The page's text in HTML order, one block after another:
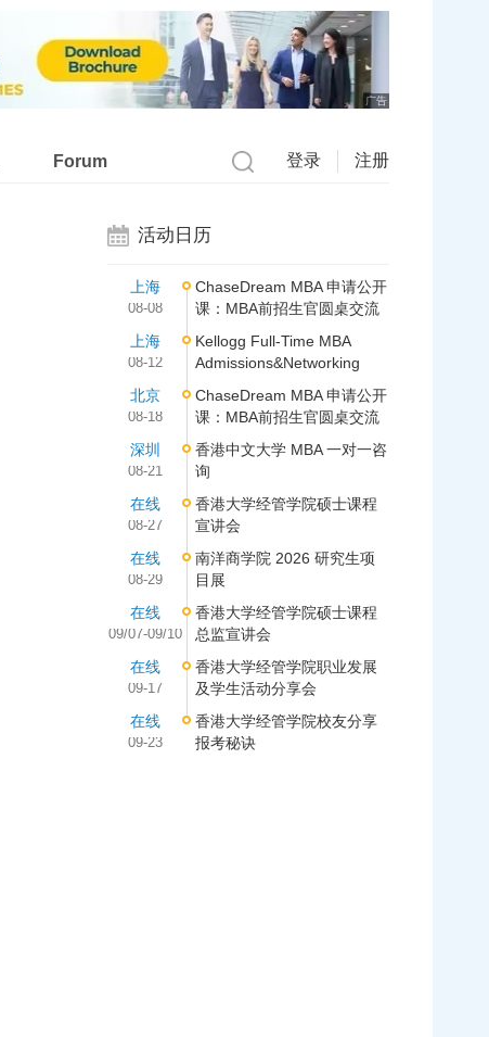
广告
Forum 登录 注册
活动日历
上海
08-08
ChaseDream MBA 申请公开
课：MBA前招生官圆桌交流
上海
08-12
Kellogg Full-Time MBA
Admissions&Networking
北京
08-18
ChaseDream MBA 申请公开
课：MBA前招生官圆桌交流
深圳
08-21
香港中文大学 MBA 一对一咨
询
在线
08-27
香港大学经管学院硕士课程
宣讲会
在线
08-29
南洋商学院 2026 研究生项
目展
在线
09/07-09/10
香港大学经管学院硕士课程
总监宣讲会
在线
09-17
香港大学经管学院职业发展
及学生活动分享会
在线
09-23
香港大学经管学院校友分享
报考秘诀